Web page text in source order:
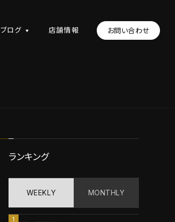
ブログ 店舗情報 お問い合わせ
ランキング
WEEKLY MONTHLY